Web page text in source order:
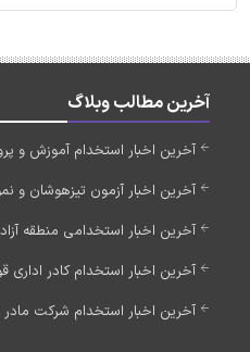
آخرین مطالب وبلاگ
آخرین اخبار استخدام آموزش و پرورش 1405
آخرین اخبار آزمون تیزهوشان و
آخرین اخبار استخدامی منطقه آزاد
آخرین اخبار استخدام کادر اداری قوه قضاییه
آخرین اخبار استخدام شرکت مادر تخصصی